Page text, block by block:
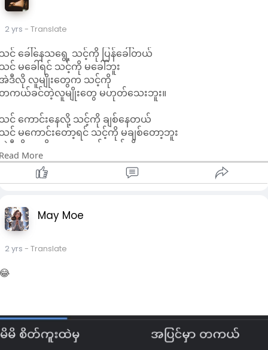
2 yrs - Translate
င် ခေါ်နေသရွေ့ သင့်ကို ပြန်ခေါ်တယ်
င် မခေါ်ရင် သင့်ကို မခေါ်ဘူး
ဒီလို လူမျိုးတွေက သင့်ကို
ကယ်ခင်တဲ့လူမျိုးတွေ မဟုတ်သေးဘူး။
င် ကောင်းနေလို့ သင့်ကို ချစ်နေတယ်
င် မကောင်းတော့ရင် သင့်ကို မချစ်တော့ဘူး
ဒီလို လူမျိုးတွေကလည်း သင့်ကို
ကယ်ချစ်တဲ့လူမျိုးတွေ မဟုတ်သေးဘူး။
င် မခေါ်ပေမယ့် သင့်ကို လိုက်ခေါ်နေတဲ့လူမျိုး
ဒီလို လူမျိုးတွေကမှ သင့်ကို
ကယ်စိတ်ထဲရှိတဲ့လူမျိုးတွေ ဖြစ်တယ်။
စ်ခါတလေ ခဏတစ်ဖြုတ်လောက်လေး
ဘာလို့ မဆက်သွယ်တာလဲ”ဆိုပြီး
ေါသထွက် ရန်တွေ့တတ်တဲ့လူတွေက
င့်ကို တကယ် စိတ်ထဲရှိတဲ့လူတွေဆိုတာကို
More
May Moe
2 yrs - Translate